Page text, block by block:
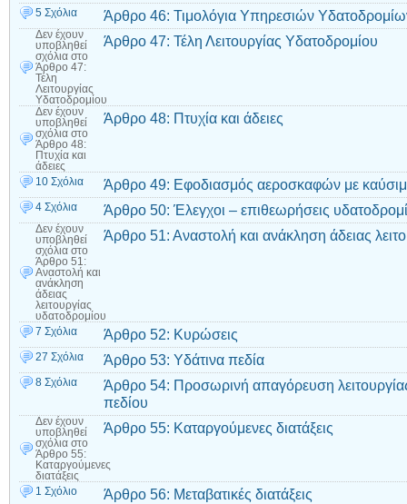
5 Σχόλια Άρθρο 46: Τιμολόγια Υπηρεσιών
Δεν έχουν
υποβληθεί
σχόλια στο
Άρθρο 47:
Τέλη
Λειτουργίας
Υδατοδρομίου
Άρθρο 47: Τέλη Λειτουργίας Υδατοδρομίου
Δεν έχουν
υποβληθεί
σχόλια στο
Άρθρο 48:
Πτυχία και
άδειες
Άρθρο 48: Πτυχία και άδειες
10 Σχόλια Άρθρο 49: Εφοδιασμός αεροσκαφών με
4 Σχόλια Άρθρο 50: Έλεγχοι – επιθεωρήσεις
Δεν έχουν
υποβληθεί
σχόλια στο
Άρθρο 51:
Αναστολή και
ανάκληση
άδειας
λειτουργίας
υδατοδρομίου
Άρθρο 51: Αναστολή και ανάκληση άδειας
7 Σχόλια Άρθρο 52: Κυρώσεις
27 Σχόλια Άρθρο 53: Υδάτινα πεδία
8 Σχόλια
Άρθρο 54: Προσωρινή απαγόρευση
πεδίου
Δεν έχουν
υποβληθεί
σχόλια στο
Άρθρο 55:
Καταργούμενες
διατάξεις
Άρθρο 55: Καταργούμενες διατάξεις
1 Σχόλιο Άρθρο 56: Μεταβατικές διατάξεις